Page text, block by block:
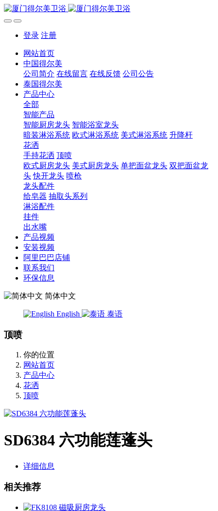
登录 注册
网站首页
中国得尔美
公司简介 在线留言 在线反馈 公司公告
泰国得尔美
产品中心
全部
智能产品
智能厨房龙头 智能浴室龙头
暗装淋浴系统 欧式淋浴系统 美式淋浴系统 升降杆
花洒
手持花洒 顶喷
欧式厨房龙头 美式厨房龙头 单把面盆龙头 双把面盆龙
头 快开龙头 喷枪
龙头配件
给皂器 抽取头系列
淋浴配件
挂件
出水嘴
产品视频
安装视频
阿里巴巴店铺
联系我们
环保信息
简体中文
English 泰语
顶喷
你的位置
网站首页
产品中心
花洒
顶喷
SD6384 六功能莲蓬头
详细信息
相关推荐